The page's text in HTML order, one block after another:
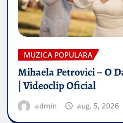
MUZICA POPULARA
Mihaela Petrovici – O
| Videoclip Oficial
admin aug. 5, 2026